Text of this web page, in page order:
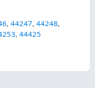
,44247,44248,
,44425